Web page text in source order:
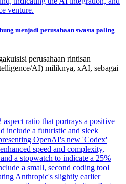
menjadi perusahaan swasta paling
perusahaan rintisan
AI) miliknya, xAI, sebagai